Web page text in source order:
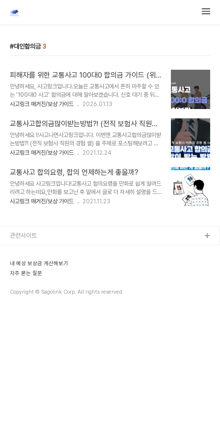
대인합의금 3
피해자를 위한 교통사고 100대0 합의금 가이드 (위자
료, 휴업손해, 향후치료비)
안녕하세요, 사고링크입니다.오늘은 교통사고에서 흔히 마주할 수 있
는 '100대0 사고' 합의금에 대해 알아보겠습니다. 신호 대기 중 뒤차
가 추돌했거나, 상대방 중앙선 침범 등 명백한 과실로 사고가 났을 때
만큼, 당연히 보상 과정도 순탄할 것이라 기대하기 쉽습니다. 하지만
현실은 다릅니다.보험사는 피해자의 과실 여부와 관계없이, 최소한의
금액으로 사건을 조기에 종결하려 하기 때문입니다. 무과실 피해자임
에도 불구하고 제대로 알지 못하면 터무니없이 적은 금액에 합의하는
경우가 빈번합니다. 오늘은 100대0 사고 피해자가 정당한 권리를 찾
대0 사고, 무엇이 유리한가? 합..
사고링크 매거진/보상 가이드 2026.01.13
교통사고합의금많이받는방법?! (전직 보험사 직원의
경험썰)
안녕하세요 !!사고나면사고링크입니다. 이번엔 교통사고합의금많이받
는방법?! (전직 보험사 직원의 경험 썰) 을 주제로 포스팅해보려고 합
니다. 개인의 의견입니다. 참고 용도로만 사용하시고, 개별적인 상세한
의금많이받는방법으로처음에 높은 합의금을 부르는게 낫다는 얘기가
있습니다. 300만원을 받을 생각이면 500만원을 부르는 식으로 말
이죠. 하지만 과연 이게 괜찮은 방법일까요? 교통사고합의가 협상의
형태를 띠는 것은 맞습니다. 교통사고 합의금은 위자료, 기타손배금,
휴업손해액, 향후치료비 로 구성되는데 위자료, 기타손배금, 휴업손해
사고링크 매거진/보상 가이드 2021.12.24
교통사고 합의요령, 합의 언제하는게 좋을까?
안녕하세요 사고링크입니다!교통사고 합의요령을 만화로 쉽게 알려드
리려고 하는데요,만화를 보고난 후 밑에서 글로 더 자세히 설명을 드리
겠습니다. 이번 주제는교통사고 치료 중 합의, 언제 하는 게 좋을까?입
교통사고합의요령이 없는 피해자는 적은 금액인지도 모르고 합의를
는이미 합의가 마무리되었고 향후치료비도 지급했..
사고링크 매거진/보상 가이드 2021.11.23
내 예상 보상금 계산해보기
자주 묻는 질문
Copyright © Sagolink Corp. All rights reserved.
관련사이트